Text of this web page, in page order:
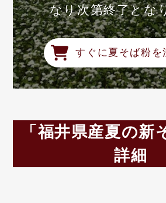
なり次第終了とな
すぐに夏そば粉を
「福井県産夏の新
詳細